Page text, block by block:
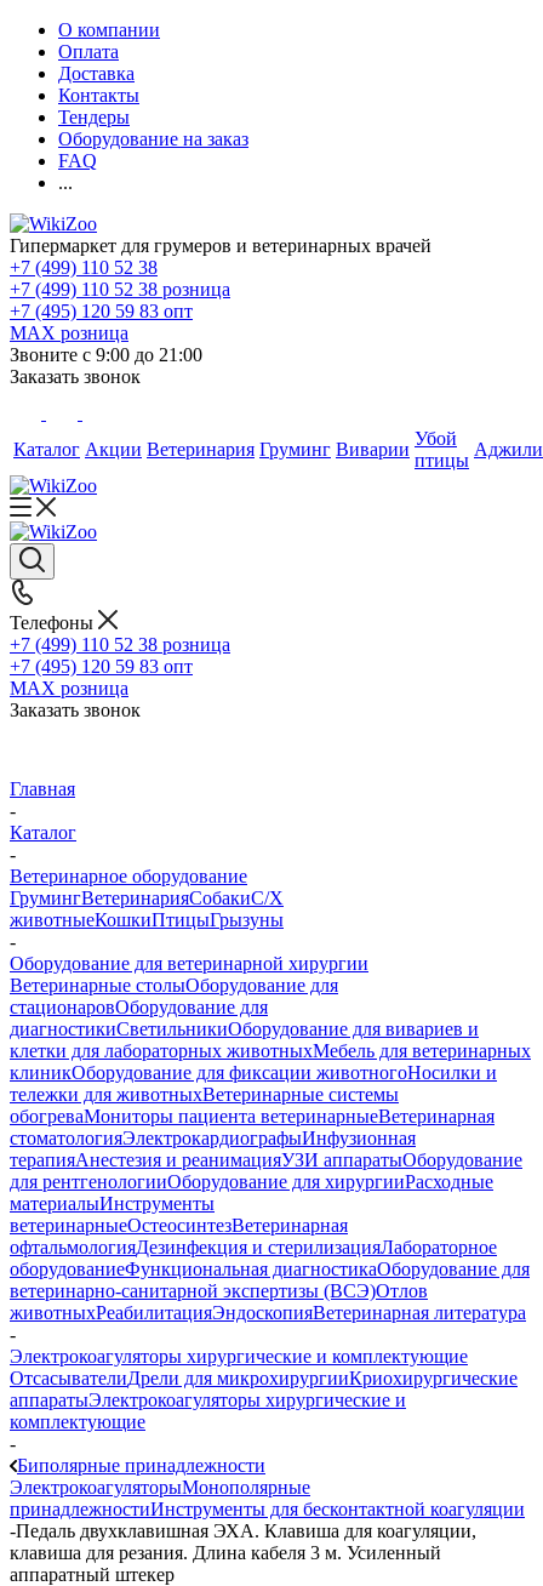
О компании
Оплата
Доставка
Контакты
Тендеры
Оборудование на заказ
FAQ
...
Гипермаркет для грумеров и ветеринарных врачей
+7 (499) 110 52 38
+7 (499) 110 52 38 розница
+7 (495) 120 59 83 опт
MAX розница
Звоните с 9:00 до 21:00
Заказать звонок
Каталог Акции Ветеринария Груминг Виварии
Убой
птицы
Телефоны
+7 (499) 110 52 38 розница
+7 (495) 120 59 83 опт
MAX розница
Заказать звонок
Главная
-
Каталог
-
Ветеринарное оборудование
ГрумингВетеринарияСобакиС/Х
животныеКошкиПтицыГрызуны
-
Оборудование для ветеринарной хирургии
Ветеринарные столыОборудование для
стационаровОборудование для
диагностикиСветильникиОборудование для вивариев и
клетки для лабораторных животныхМебель для ветеринарных
клиникОборудование для фиксации животногоНосилки и
тележки для животныхВетеринарные системы
обогреваМониторы пациента ветеринарныеВетеринарная
стоматологияЭлектрокардиографыИнфузионная
терапияАнестезия и реанимацияУЗИ аппаратыОборудование
для рентгенологииОборудование для хирургииРасходные
материалыИнструменты
ветеринарныеОстеосинтезВетеринарная
офтальмологияДезинфекция и стерилизацияЛабораторное
оборудованиеФункциональная диагностикаОборудование для
ветеринарно-санитарной экспертизы (ВСЭ)Отлов
животныхРеабилитацияЭндоскопияВетеринарная литература
-
Электрокоагуляторы хирургические и комплектующие
ОтсасывателиДрели для микрохирургииКриохирургические
аппаратыЭлектрокоагуляторы хирургические и
комплектующие
-
Биполярные принадлежности
ЭлектрокоагуляторыМонополярные
принадлежностиИнструменты для бесконтактной коагуляции
-Педаль двухклавишная ЭХА. Клавиша для коагуляции,
клавиша для резания. Длина кабеля 3 м. Усиленный
аппаратный штекер